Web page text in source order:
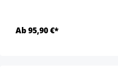
Ab 95,90 €*